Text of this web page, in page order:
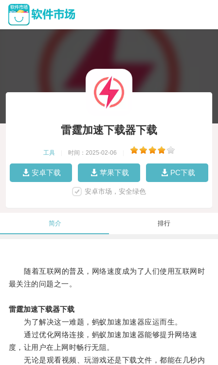
雷霆加速下载器下载
工具 时间：2025-02-06
安卓下载 苹果下载 PC下载
安卓市场，安全绿色
简介 排行
随着互联网的普及，网络速度成为了人们使用互联网时
最关注的问题之一。
雷霆加速下载器下载
为了解决这一难题，蚂蚁加速加速器应运而生。
通过优化网络连接，蚂蚁加速加速器能够提升网络速
度，让用户在上网时畅行无阻。
无论是观看视频、玩游戏还是下载文件，都能在几秒内